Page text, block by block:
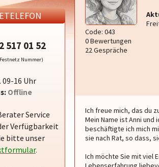
517 01 52
Nummer)
09-16 Uhr
Offline
Service
Verfügbarkeit
bitte unser
.
Code: 043
0 Bewertungen
22 Gespräche
Ich freue mich, das du
Mein Name ist Anni
beschäftigte ich mich
sie nach Rat, so dass,
Ich möchte Sie mit viel